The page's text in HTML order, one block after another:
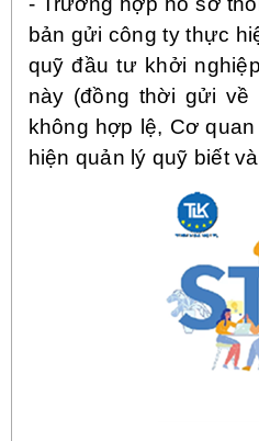
bản gửi công ty thực
quỹ đầu tư khởi
này (đồng thời gửi
không hợp lệ, Cơ
hiện quản lý quỹ biết